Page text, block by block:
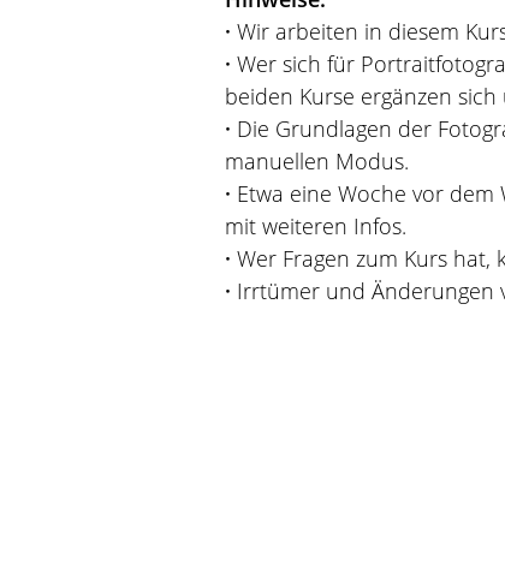
· Wir arbeiten in diesem
· Wer sich für
beiden Kurse ergänzen
· Die Grundlagen der
manuellen Modus.
· Etwa eine Woche vor
mit weiteren Infos.
· Wer Fragen zum Kurs
· Irrtümer und Änderungen